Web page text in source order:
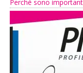
Perché sono